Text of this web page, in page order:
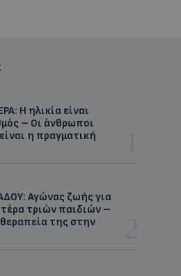
Η ηλικία είναι
– Οι άνθρωποι
η πραγματική
Αγώνας ζωής για
τριών παιδιών –
της στην